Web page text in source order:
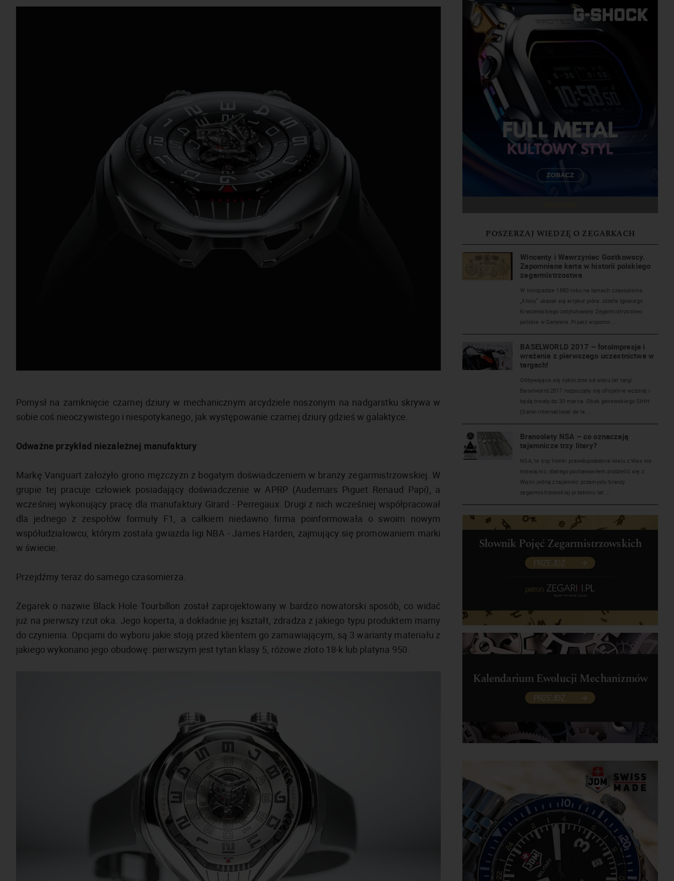
Pomysł na zamknięcie czarnej dziury w mechanicznym arcydziele noszonym na nadgarstku skrywa w
sobie coś nieoczywistego i niespotykanego, jak występowanie czarnej dziury gdzieś w galaktyce.
Odważne przykład niezależnej manufaktury
Markę Vanguart założyło grono mężczyzn z bogatym doświadczeniem w branży zegarmistrzowskiej. W
grupie tej pracuje człowiek posiadający doświadczenie w APRP (Audemars Piguet Renaud Papi), a
wcześniej wykonujący pracę dla manufaktury Girard - Perregaux. Drugi z nich wcześniej współpracował
dla jednego z zespołów formuły F1, a całkiem niedawno firma poinformowała o swoim nowym
współudziałowcu, którym została gwiazda ligi NBA - James Harden, zajmujący się promowaniem marki
w świecie.
Przejdźmy teraz do samego czasomierza.
Zegarek o nazwie Black Hole Tourbillon został zaprojektowany w bardzo nowatorski sposób, co widać
już na pierwszy rzut oka. Jego koperta, a dokładnie jej kształt, zdradza z jakiego typu produktem mamy
do czynienia. Opcjami do wyboru jakie stoją przed klientem go zamawiającym, są 3 warianty materiału z
jakiego wykonano jego obudowę: pierwszym jest tytan klasy 5, różowe złoto 18-k lub platyna 950.
POSZERZAJ WIEDZĘ O ZEGARKACH
Wincenty i Wawrzyniec Gostkowscy.
Zapomniana karta w historii polskiego
zegarmistrzostwa
W listopadzie 1880 roku na łamach czasopisma
„Kłosy” ukazał się artykuł pióra Józefa Ignacego
Kraszewskiego zatytułowany Zegarmistrzostwo
polskie w Genewie. Pisarz wspomn ...
BASELWORLD 2017 – fotoimpresje i
wrażenia z pierwszego uczestnictwa w
targach!
Odbywające się cyklicznie od wielu lat targi
Baselworld 2017 rozpoczęły się oficjalnie wczoraj i
będą trwały do 30 marca. Obok genewskiego SIHH
(Salon International de la ...
Bransolety NSA – co oznaczają
tajemnicze trzy litery?
NSA, te trzy literki prawdopodobnie wielu z Was nie
mówią nic, dlatego postanowiłem podzielić się z
Wami jedną z tajemnic przemysłu branży
zegarmistrzowskiej przełomu lat ...
Słownik Pojęć Zegarmistrzowskich
PRZEJDŹ
patron
Kalendarium Ewolucji Mechanizmów
PRZEJDŹ